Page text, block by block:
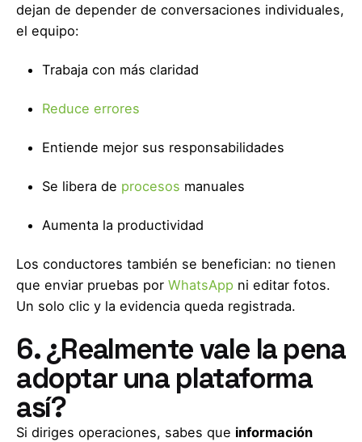
dejan de depender de conversaciones individuales,
el equipo:
Trabaja con más claridad
Reduce errores
Entiende mejor sus responsabilidades
Se libera de procesos manuales
Aumenta la productividad
Los conductores también se benefician: no tienen
que enviar pruebas por WhatsApp ni editar fotos.
Un solo clic y la evidencia queda registrada.
6. ¿Realmente vale la pena
adoptar una plataforma
así?
Si diriges operaciones, sabes que información